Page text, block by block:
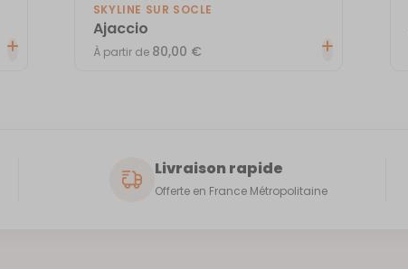
SKYLINE SUR SOCLE
Ajaccio
À partir de 80,00 €
Livraison rapide
Offerte en France Métropolitaine